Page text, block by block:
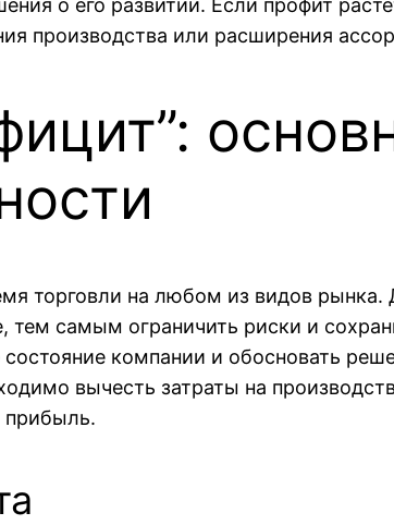
о его развитии. Если профит
производства или расширения
торговли на любом из видов
самым ограничить риски и
компании и обосновать
вычесть затраты на
прибыль.